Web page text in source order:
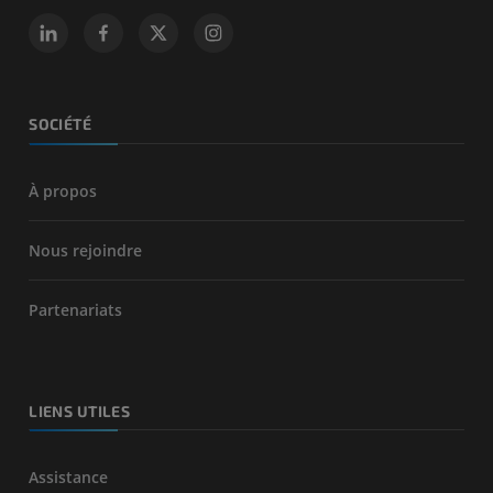
SOCIÉTÉ
À propos
Nous rejoindre
Partenariats
LIENS UTILES
Assistance